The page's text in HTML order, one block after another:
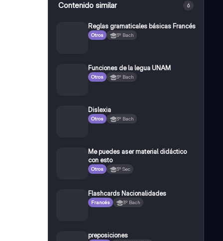
Contenido similar 6
Reglas gramaticales básicas Francés
Otros 3º Bach
Funciones de la legua UNAM
Otros 3º Bach
Dislexia
Otros 3º Bach
Me puedes aser material didáctico
con esto
Otros 3º Sec
Flashcards Nacionalidades
Francés 3º Bach
preposiciones